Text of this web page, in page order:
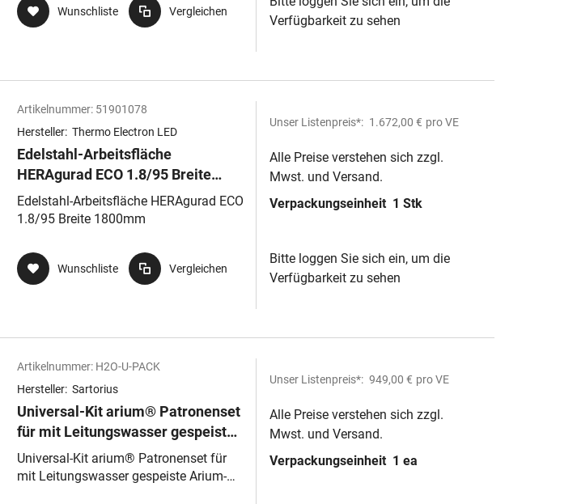
Wunschliste Vergleichen
Verfügbarkeit zu sehen
Artikelnummer: 51901078
Hersteller: Thermo Electron LED
Edelstahl-Arbeitsfläche
HERAgurad ECO 1.8/95 Breite
1800mm
Edelstahl-Arbeitsfläche HERAgurad ECO
1.8/95 Breite 1800mm
Wunschliste Vergleichen
Unser Listenpreis*: 1.672,00 € pro VE
Alle Preise verstehen sich zzgl.
Mwst. und Versand.
Verpackungseinheit 1 Stk
Bitte loggen Sie sich ein, um die
Verfügbarkeit zu sehen
Artikelnummer: H2O-U-PACK
Hersteller: Sartorius
Universal-Kit arium® Patronenset
für mit Leitungswasser gespeiste
Arium-Reinstwassersysteme
Universal-Kit arium® Patronenset für
mit Leitungswasser gespeiste Arium-
Unser Listenpreis*: 949,00 € pro VE
Alle Preise verstehen sich zzgl.
Mwst. und Versand.
Verpackungseinheit 1 ea